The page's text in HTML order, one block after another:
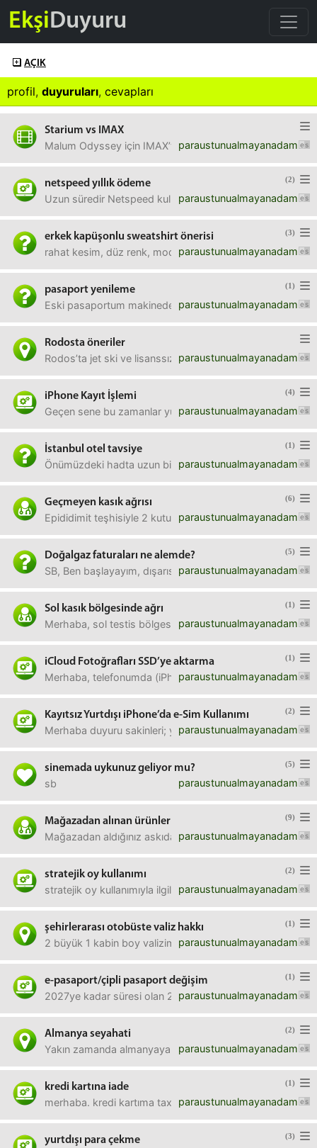
EkşiDuyuru
AÇIK
profil, duyuruları, cevapları
Starium vs IMAX
paraustunualmayanadam
Malum Odyssey için IMAX’te hiç yer kalmamış. Düz
(2)
netspeed yıllık ödeme
paraustunualmayanadam
Uzun süredir Netspeed kullanıyorum, hızından
(3)
erkek kapüşonlu sweatshirt önerisi
paraustunualmayanadam
rahat kesim, düz renk, modelsiz, kapüşonlu, yumuşak
(1)
pasaport yenileme
paraustunualmayanadam
Eski pasaportum makinede yıkandı. Süresinin bitmesine
Rodosta öneriler
paraustunualmayanadam
Rodos’ta jet ski ve lisanssız bot kiralamak için öneeiniz
(4)
iPhone Kayıt İşlemi
paraustunualmayanadam
Geçen sene bu zamanlar yurtdışından 16 Pro Max
(1)
İstanbul otel tavsiye
paraustunualmayanadam
Önümüzdeki hadta uzun bir yurtdışı uçuşu sonrası
(6)
Geçmeyen kasık ağrısı
paraustunualmayanadam
Epididimit teşhisiyle 2 kutu cipro, 2 kutu tavanic
(5)
Doğalgaz faturaları ne alemde?
paraustunualmayanadam
SB, Ben başlayayım, dışarısı 10 derecenin altına
(1)
Sol kasık bölgesinde ağrı
paraustunualmayanadam
Merhaba, sol testis bölgesinde donuk ağrı sebebiyle
(1)
iCloud Fotoğrafları SSD’ye aktarma
paraustunualmayanadam
Merhaba, telefonumda (iPhone 15 PM) 550 GB fotoğraf
(2)
Kayıtsız Yurtdışı iPhone’da e-Sim Kullanımı
paraustunualmayanadam
Merhaba duyuru sakinleri; yeni aldığım telefon 16 Pro
(5)
sinemada uykunuz geliyor mu?
paraustunualmayanadam
sb
(9)
Mağazadan alınan ürünler
paraustunualmayanadam
Mağazadan aldığınız askıda ya da paketli olan ürünleri
(2)
stratejik oy kullanımı
paraustunualmayanadam
stratejik oy kullanımıyla ilgili bir site vardı. bölge bölge
(1)
şehirlerarası otobüste valiz hakkı
paraustunualmayanadam
2 büyük 1 kabin boy valizim var. otobüsle seyahat
(1)
e-pasaport/çipli pasaport değişim
paraustunualmayanadam
2027ye kadar süresi olan 2017de alınmış bir bordo
(2)
Almanya seyahati
paraustunualmayanadam
Yakın zamanda almanyaya gidecek birisi varsa küçük
(1)
kredi kartına iade
paraustunualmayanadam
merhaba. kredi kartıma tax free iadesi geldi fakat dolar
(3)
yurtdışı para çekme